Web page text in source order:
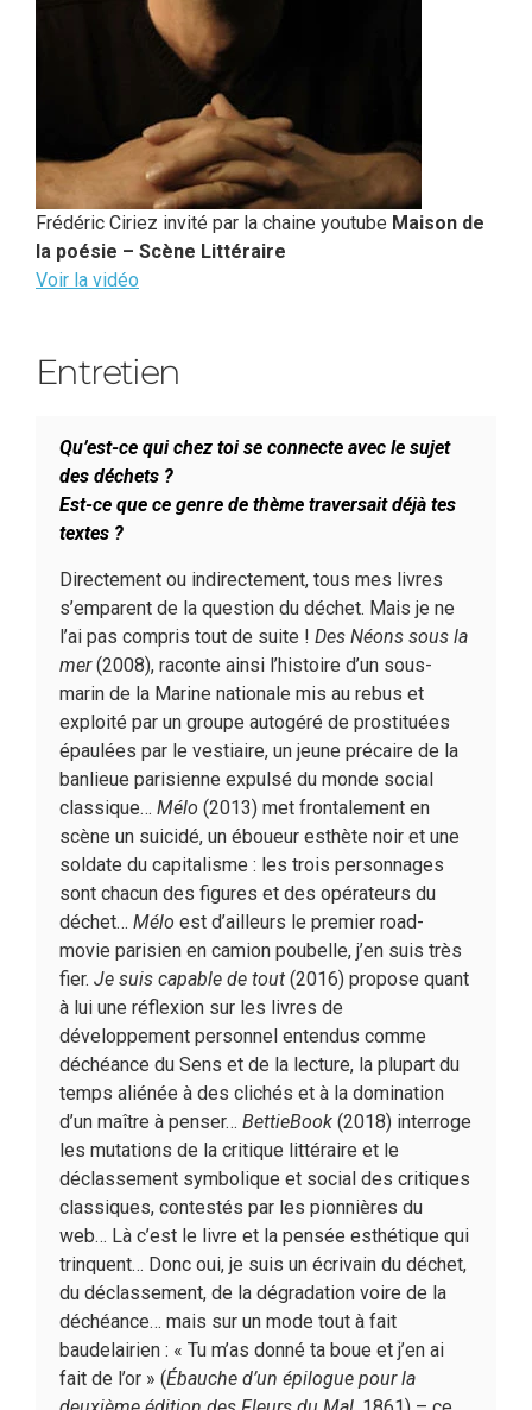
Frédéric Ciriez invité par la chaine youtube Maison de
la poésie – Scène Littéraire
Voir la vidéo
Entretien
Qu’est-ce qui chez toi se connecte avec le sujet
des déchets ?
Est-ce que ce genre de thème traversait déjà tes
textes ?
Directement ou indirectement, tous mes livres
s’emparent de la question du déchet. Mais je ne
l’ai pas compris tout de suite ! Des Néons sous la
mer(2008), raconte ainsi l’histoire d’un sous-
marin de la Marine nationale mis au rebus et
exploité par un groupe autogéré de prostituées
épaulées par le vestiaire, un jeune précaire de la
banlieue parisienne expulsé du monde social
classique… Mélo (2013) met frontalement en
scène un suicidé, un éboueur esthète noir et une
soldate du capitalisme : les trois personnages
sont chacun des figures et des opérateurs du
déchet… Mélo est d’ailleurs le premier road-
movie parisien en camion poubelle, j’en suis très
fier. Je suis capable de tout (2016) propose quant
à lui une réflexion sur les livres de
développement personnel entendus comme
déchéance du Sens et de la lecture, la plupart du
temps aliénée à des clichés et à la domination
d’un maître à penser… BettieBook (2018) interroge
les mutations de la critique littéraire et le
déclassement symbolique et social des critiques
classiques, contestés par les pionnières du
web… Là c’est le livre et la pensée esthétique qui
trinquent… Donc oui, je suis un écrivain du déchet,
du déclassement, de la dégradation voire de la
déchéance… mais sur un mode tout à fait
baudelairien : « Tu m’as donné ta boue et j’en ai
fait de l’or » (Ébauche d’un épilogue pour la